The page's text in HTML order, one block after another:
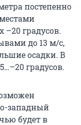
постепенно
–20 градусов.
до 13 м/с,
осадки. В
градусов.
западный
будет в